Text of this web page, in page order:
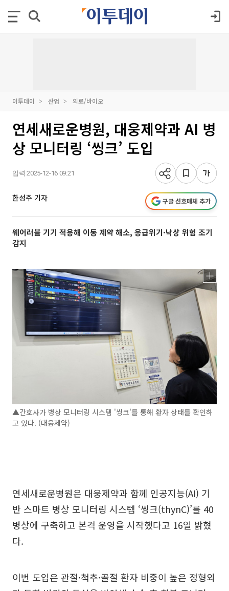
이투데이 산업 의료/바이오
연세새로운병원, 대웅제약과 AI 병
상 모니터링 ‘씽크’ 도입
입력 2025-12-16 09:21
한성주 기자 구글 선호매체 추가
웨어러블 기기 적용해 이동 제약 해소, 응급위기·낙상 위험 조기
감지
▲간호사가 병상 모니터링 시스템 '씽크'를 통해 환자 상태를 확인하
고 있다. (대웅제약)
연세새로운병원은 대웅제약과 함께 인공지능(AI) 기
반 스마트 병상 모니터링 시스템 ‘씽크(thynC)’를 40
병상에 구축하고 본격 운영을 시작했다고 16일 밝혔
다.
이번 도입은 관절·척추·골절 환자 비중이 높은 정형외